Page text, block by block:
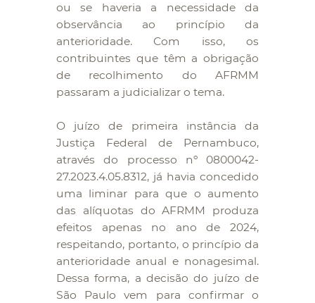
ou se haveria a necessidade da
observância ao princípio da
anterioridade. Com isso, os
contribuintes que têm a obrigação
de recolhimento do AFRMM
passaram a judicializar o tema.
O juízo de primeira instância da
Justiça Federal de Pernambuco,
através do processo nº 0800042-
27.2023.4.05.8312, já havia concedido
uma liminar para que o aumento
das alíquotas do AFRMM produza
efeitos apenas no ano de 2024,
respeitando, portanto, o princípio da
anterioridade anual e nonagesimal.
Dessa forma, a decisão do juízo de
São Paulo vem para confirmar o